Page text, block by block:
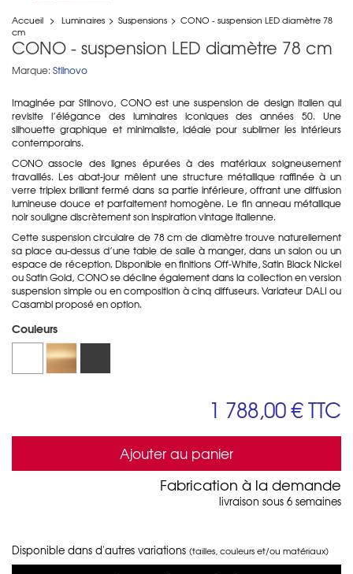
Accueil > Luminaires > Suspensions > CONO - suspension LED diamètre 78
cm
CONO - suspension LED diamètre 78 cm
Marque: Stilnovo
Imaginée par Stilnovo, CONO est une suspension de design italien qui
revisite l’élégance des luminaires iconiques des années 50. Une
silhouette graphique et minimaliste, idéale pour sublimer les intérieurs
contemporains.
CONO associe des lignes épurées à des matériaux soigneusement
travaillés. Les abat-jour mêlent une structure métallique raffinée à un
verre triplex brillant fermé dans sa partie inférieure, offrant une diffusion
lumineuse douce et parfaitement homogène. Le fin anneau métallique
noir souligne discrètement son inspiration vintage italienne.
Cette suspension circulaire de 78 cm de diamètre trouve naturellement
sa place au-dessus d’une table de salle à manger, dans un salon ou un
espace de réception. Disponible en finitions Off-White, Satin Black Nickel
ou Satin Gold, CONO se décline également dans la collection en version
suspension simple ou en composition à cinq diffuseurs. Variateur DALI ou
Casambi proposé en option.
Couleurs
1 788,00 €TTC
Ajouter au panier
Fabrication à la demande
livraison sous 6 semaines
Disponible dans d'autres variations (tailles, couleurs et/ou matériaux)